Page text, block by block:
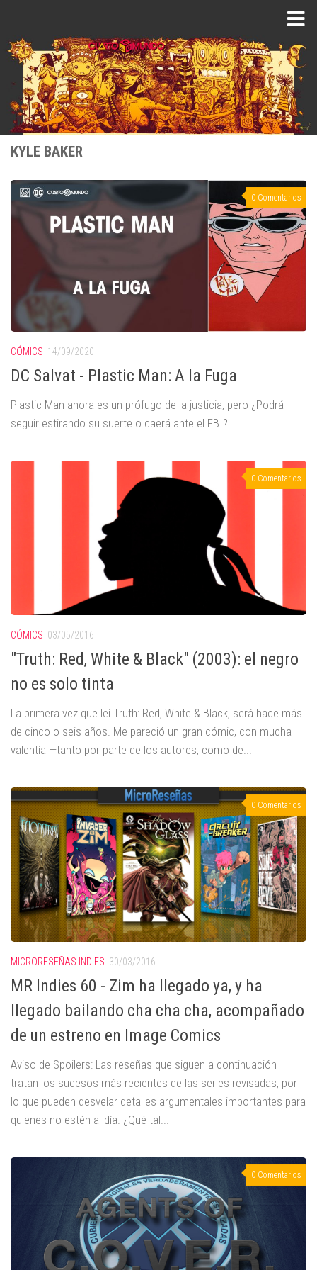
KYLE BAKER
0 Comentarios
CÓMICS 14/09/2020
DC Salvat - Plastic Man: A la Fuga
Plastic Man ahora es un prófugo de la justicia, pero ¿Podrá
seguir estirando su suerte o caerá ante el FBI?
0 Comentarios
CÓMICS 03/05/2016
"Truth: Red, White & Black" (2003): el negro
no es solo tinta
La primera vez que leí Truth: Red, White & Black, será hace más
de cinco o seis años. Me pareció un gran cómic, con mucha
valentía —tanto por parte de los autores, como de...
0 Comentarios
MICRORESEÑAS INDIES 30/03/2016
MR Indies 60 - Zim ha llegado ya, y ha
llegado bailando cha cha cha, acompañado
de un estreno en Image Comics
Aviso de Spoilers: Las reseñas que siguen a continuación
tratan los sucesos más recientes de las series revisadas, por
lo que pueden desvelar detalles argumentales importantes para
quienes no estén al día. ¿Qué tal...
0 Comentarios